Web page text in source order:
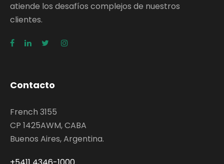
atiende los desafíos complejos de nuestros
clientes.
Contacto
French 3155
CP 1425AWM, CABA
Buenos Aires, Argentina.